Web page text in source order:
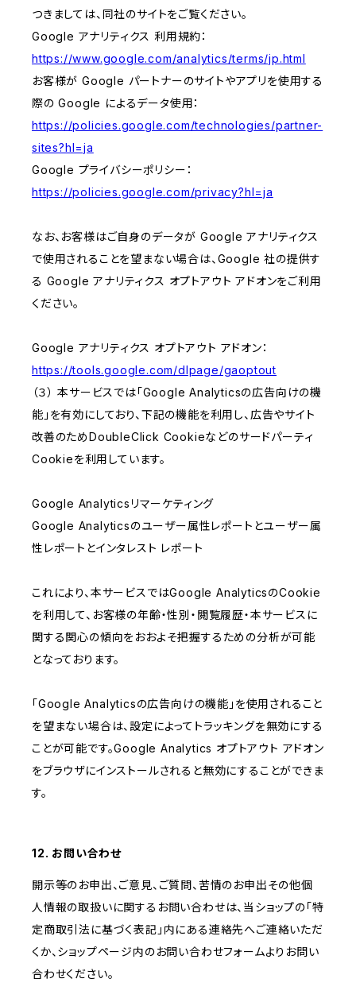
つきましては、同社のサイトをご覧ください。
Google アナリティクス 利用規約：
https://www.google.com/analytics/terms/jp.html
お客様が Google パートナーのサイトやアプリを使用する
際の Google によるデータ使用：
https://policies.google.com/technologies/partner-
sites?hl=ja
Google プライバシーポリシー：
https://policies.google.com/privacy?hl=ja
なお、お客様はご自身のデータが Google アナリティクス
で使用されることを望まない場合は、Google 社の提供す
る Google アナリティクス オプトアウト アドオンをご利用
ください。
Google アナリティクス オプトアウト アドオン：
https://tools.google.com/dlpage/gaoptout
（３） 本サービスでは「Google Analyticsの広告向けの機
能」を有効にしており、下記の機能を利用し、広告やサイト
改善のためDoubleClick Cookieなどのサードパーティ
Cookieを利用しています。
Google Analyticsリマーケティング
Google Analyticsのユーザー属性レポートとユーザー属
性レポートとインタレスト レポート
これにより、本サービスではGoogle AnalyticsのCookie
を利用して、お客様の年齢・性別・閲覧履歴・本サービスに
関する関心の傾向をおおよそ把握するための分析が可能
となっております。
「Google Analyticsの広告向けの機能」を使用されること
を望まない場合は、設定によってトラッキングを無効にする
ことが可能です。Google Analytics オプトアウト アドオン
をブラウザにインストールされると無効にすることができま
す。
12. お問い合わせ
開示等のお申出、ご意見、ご質問、苦情のお申出その他個
人情報の取扱いに関するお問い合わせは、当ショップの「特
定商取引法に基づく表記」内にある連絡先へご連絡いただ
くか、ショップページ内のお問い合わせフォームよりお問い
合わせください。